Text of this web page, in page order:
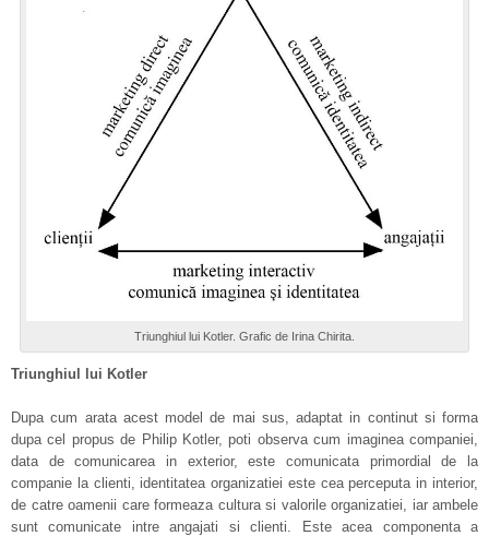
Triunghiul lui Kotler. Grafic de Irina Chirita.
Triunghiul lui Kotler
Dupa cum arata acest model de mai sus, adaptat in continut si forma
dupa cel propus de Philip Kotler, poti observa cum imaginea companiei,
data de comunicarea in exterior, este comunicata primordial de la
companie la clienti, identitatea organizatiei este cea perceputa in interior,
de catre oamenii care formeaza cultura si valorile organizatiei, iar ambele
sunt comunicate intre angajati si clienti. Este acea componenta a